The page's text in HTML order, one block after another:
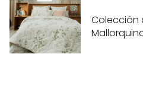
Colección